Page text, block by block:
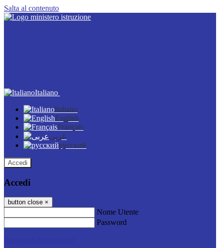
Salta al contenuto
Italiano
Italiano
English
Français
عربى
русский
Accedi
Accedi
button close ×
Nome Utente
Password